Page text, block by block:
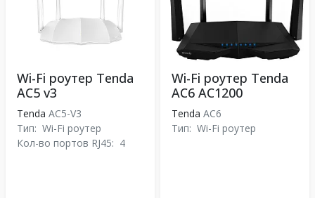
Wi-Fi роутер Tenda
AC5 v3
Tenda AC5-V3
Тип: Wi-Fi роутер
Кол-во портов RJ45: 4
Wi-Fi роутер Tenda
AC6 AC1200
Tenda АС6
Тип: Wi-Fi роутер